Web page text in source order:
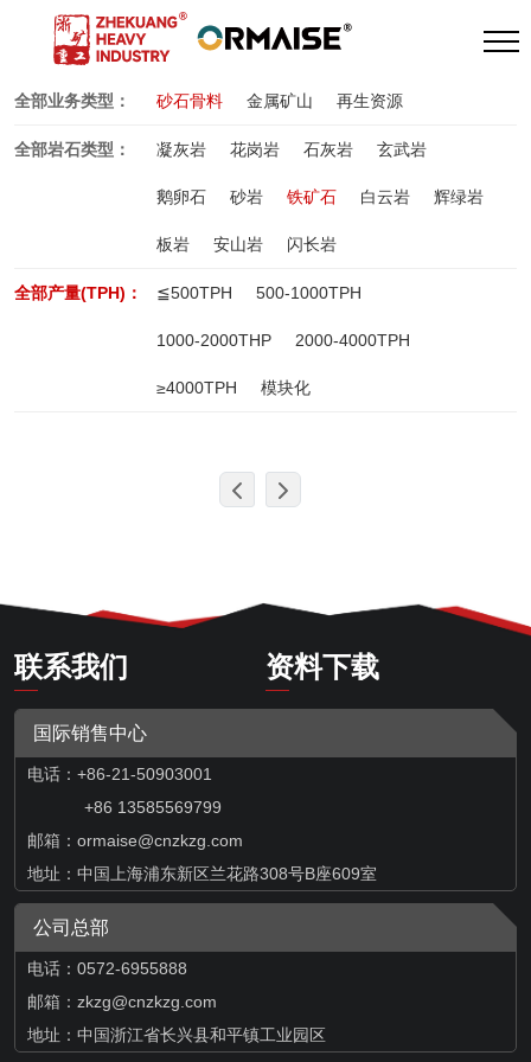
全部业务类型： 砂石骨料 金属矿山 再生资源
全部岩石类型： 凝灰岩 花岗岩 石灰岩 玄武岩
鹅卵石 砂岩 铁矿石 白云岩 辉绿岩
板岩 安山岩 闪长岩
全部产量(TPH)： ≦500TPH 500-1000TPH
1000-2000THP 2000-4000TPH
≥4000TPH 模块化
联系我们 资料下载
国际销售中心
电话：+86-21-50903001
+86 13585569799
邮箱： ormaise@cnzkzg.com
地址：中国上海浦东新区兰花路308号B座609室
公司总部
电话：0572-6955888
邮箱：zkzg@cnzkzg.com
地址：中国浙江省长兴县和平镇工业园区